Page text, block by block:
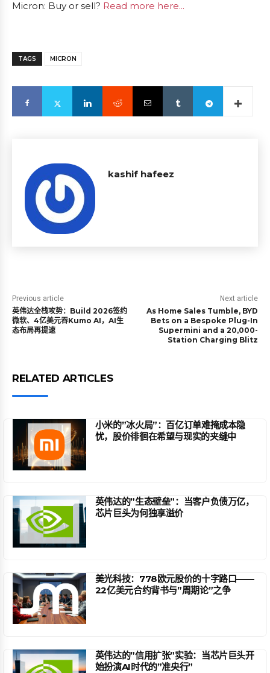
Micron: Buy or sell? Read more here...
TAGS MICRON
kashif hafeez
Previous article
英伟达全栈攻势：Build 2026签约
微软、4亿美元吞Kumo AI，AI生
态布局再提速
Next article
As Home Sales Tumble, BYD
Bets on a Bespoke Plug-In
Supermini and a 20,000-
Station Charging Blitz
RELATED ARTICLES
小米的”冰火局”：百亿订单难掩成本隐
忧，股价徘徊在希望与现实的夹缝中
英伟达的”生态壁垒”：当客户负债万亿，
芯片巨头为何独享溢价
美光科技：778欧元股价的十字路口——
22亿美元合约背书与”周期论”之争
英伟达的”信用扩张”实验：当芯片巨头开
始扮演AI时代的”准央行”